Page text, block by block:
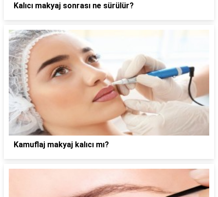
Kalıcı makyaj sonrası ne sürülür?
Kamuflaj makyaj kalıcı mı?